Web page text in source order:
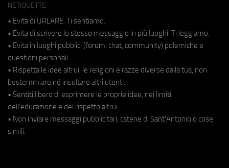
NETIQUETTE
• Evita di URLARE. Ti sentiamo.
• Evita di scrivere lo stesso messaggio in più luoghi. Ti leggiamo.
• Evita in luoghi pubblici (forum, chat, community) polemiche e
questioni personali.
• Rispetta le idee altrui, le religioni e razze diverse dalla tua, non
bestemmiare né insultare altri utenti.
• Sentiti libero di esprimere le proprie idee, nei limiti
dell'educazione e del rispetto altrui.
• Non inviare messaggi pubblicitari, catene di Sant'Antonio o cose
simili.